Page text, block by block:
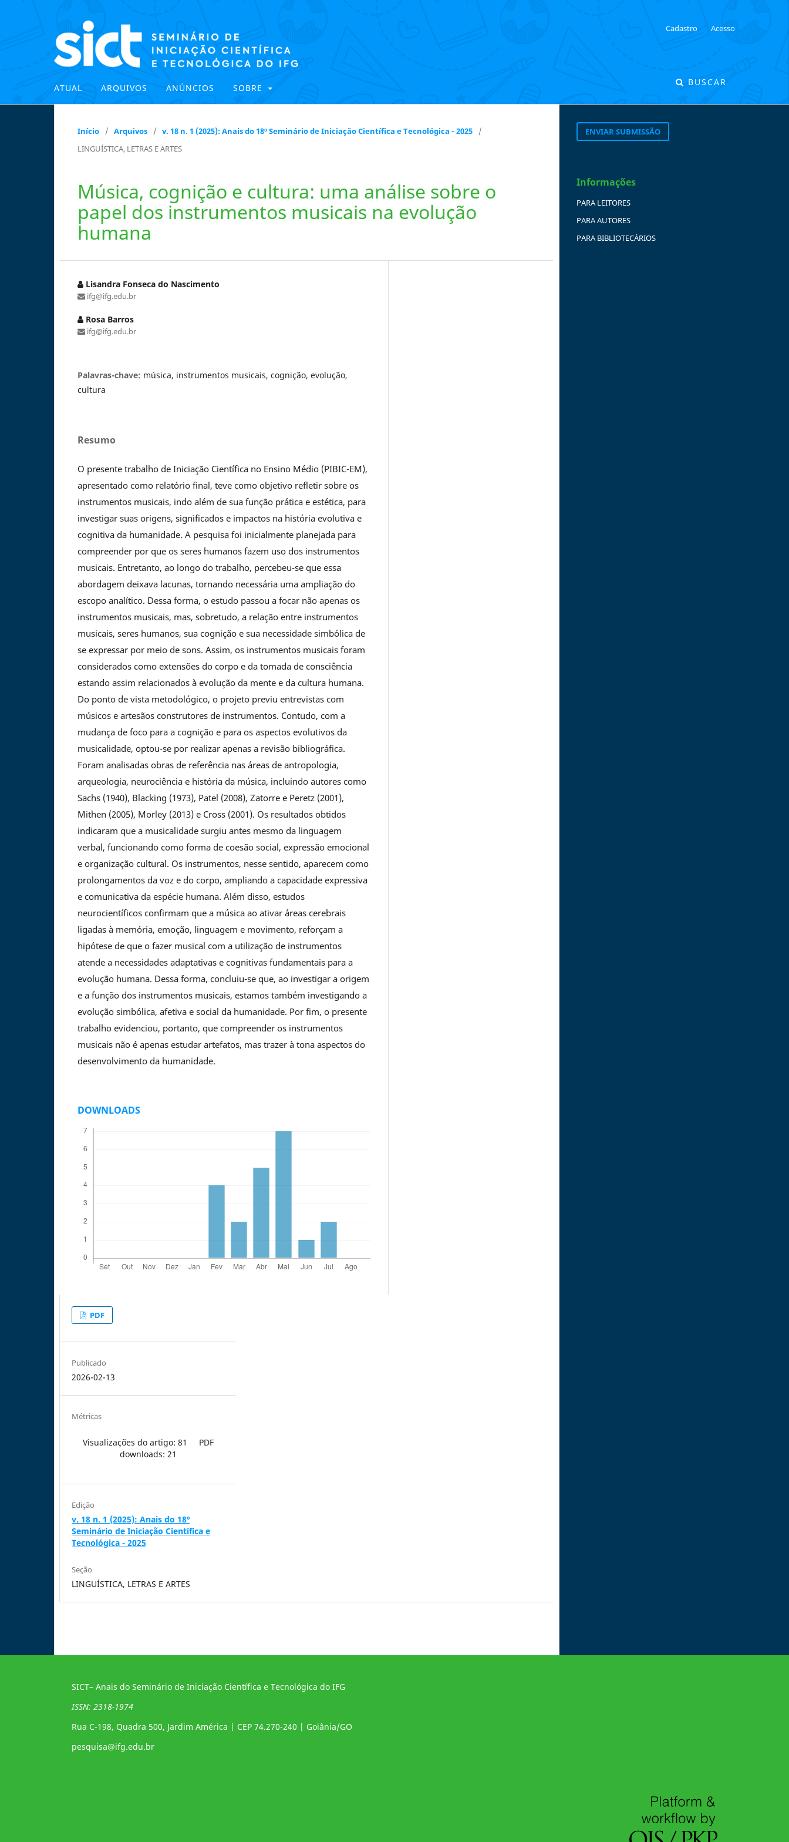
ATUAL ARQUIVOS ANÚNCIOS SOBRE
BUSCAR
Cadastro Acesso
Início / Arquivos / v. 18 n. 1 (2025): Anais do 18º Seminário de Iniciação Científica e Tecnológica - 2025
/
LINGUÍSTICA, LETRAS E ARTES
Música, cognição e cultura: uma análise sobre o
papel dos instrumentos musicais na evolução
humana
Lisandra Fonseca do Nascimento
ifg@ifg.edu.br
Rosa Barros
ifg@ifg.edu.br
Palavras-chave: música, instrumentos musicais, cognição, evolução,
cultura
Resumo
O presente trabalho de Iniciação Científica no Ensino Médio (PIBIC-EM),
apresentado como relatório final, teve como objetivo refletir sobre os
instrumentos musicais, indo além de sua função prática e estética, para
investigar suas origens, significados e impactos na história evolutiva e
cognitiva da humanidade. A pesquisa foi inicialmente planejada para
compreender por que os seres humanos fazem uso dos instrumentos
musicais. Entretanto, ao longo do trabalho, percebeu-se que essa
abordagem deixava lacunas, tornando necessária uma ampliação do
escopo analítico. Dessa forma, o estudo passou a focar não apenas os
instrumentos musicais, mas, sobretudo, a relação entre instrumentos
musicais, seres humanos, sua cognição e sua necessidade simbólica de
se expressar por meio de sons. Assim, os instrumentos musicais foram
considerados como extensões do corpo e da tomada de consciência
estando assim relacionados à evolução da mente e da cultura humana.
Do ponto de vista metodológico, o projeto previu entrevistas com
músicos e artesãos construtores de instrumentos. Contudo, com a
mudança de foco para a cognição e para os aspectos evolutivos da
musicalidade, optou-se por realizar apenas a revisão bibliográfica.
Foram analisadas obras de referência nas áreas de antropologia,
arqueologia, neurociência e história da música, incluindo autores como
Sachs (1940), Blacking (1973), Patel (2008), Zatorre e Peretz (2001),
Mithen (2005), Morley (2013) e Cross (2001). Os resultados obtidos
indicaram que a musicalidade surgiu antes mesmo da linguagem
verbal, funcionando como forma de coesão social, expressão emocional
e organização cultural. Os instrumentos, nesse sentido, aparecem como
prolongamentos da voz e do corpo, ampliando a capacidade expressiva
e comunicativa da espécie humana. Além disso, estudos
neurocientíficos confirmam que a música ao ativar áreas cerebrais
ligadas à memória, emoção, linguagem e movimento, reforçam a
hipótese de que o fazer musical com a utilização de instrumentos
atende a necessidades adaptativas e cognitivas fundamentais para a
evolução humana. Dessa forma, concluiu-se que, ao investigar a origem
e a função dos instrumentos musicais, estamos também investigando a
evolução simbólica, afetiva e social da humanidade. Por fim, o presente
trabalho evidenciou, portanto, que compreender os instrumentos
musicais não é apenas estudar artefatos, mas trazer à tona aspectos do
desenvolvimento da humanidade.
DOWNLOADS
PDF
Publicado
2026-02-13
Métricas
Visualizações do artigo: 81
PDF
downloads: 21
Edição
v. 18 n. 1 (2025): Anais do 18º
Seminário de Iniciação Científica e
Tecnológica - 2025
Seção
LINGUÍSTICA, LETRAS E ARTES
ENVIAR SUBMISSÃO
Informações
PARA LEITORES
PARA AUTORES
PARA BIBLIOTECÁRIOS
SICT– Anais do Seminário de Iniciação Científica e Tecnológica do IFG
ISSN: 2318-1974
Rua C-198, Quadra 500, Jardim América | CEP 74.270-240 | Goiânia/GO
pesquisa@ifg.edu.br